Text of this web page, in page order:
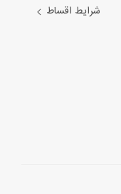
شرایط اقساط